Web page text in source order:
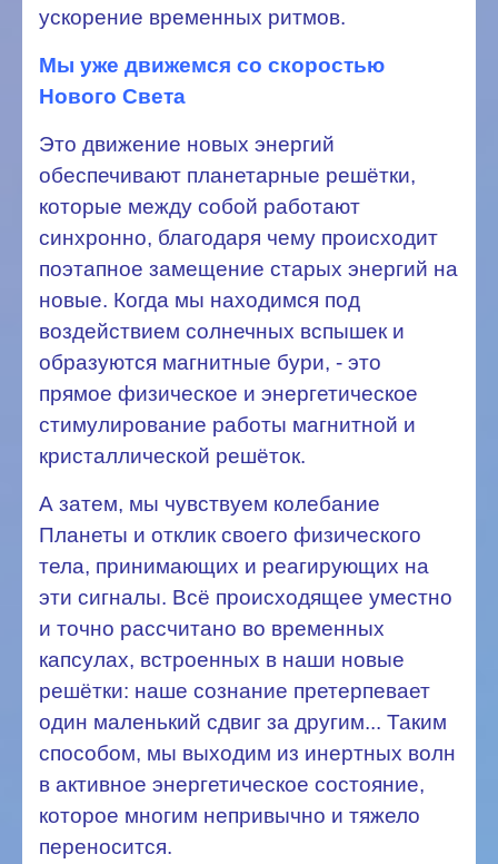
ускорение временных ритмов.
Мы уже движемся со скоростью
Нового Света
Это движение новых энергий
обеспечивают планетарные решётки,
которые между собой работают
синхронно, благодаря чему происходит
поэтапное замещение старых энергий на
новые. Когда мы находимся под
воздействием солнечных вспышек и
образуются магнитные бури, - это
прямое физическое и энергетическое
стимулирование работы магнитной и
кристаллической решёток.
А затем, мы чувствуем колебание
Планеты и отклик своего физического
тела, принимающих и реагирующих на
эти сигналы. Всё происходящее уместно
и точно рассчитано во временных
капсулах, встроенных в наши новые
решётки: наше сознание претерпевает
один маленький сдвиг за другим... Таким
способом, мы выходим из инертных волн
в активное энергетическое состояние,
которое многим непривычно и тяжело
переносится.